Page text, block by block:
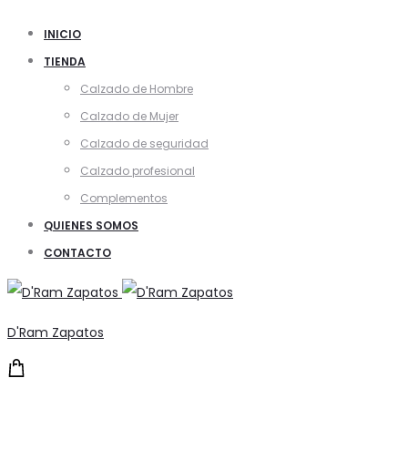
INICIO
TIENDA
Calzado de Hombre
Calzado de Mujer
Calzado de seguridad
Calzado profesional
Complementos
QUIENES SOMOS
CONTACTO
D'Ram Zapatos